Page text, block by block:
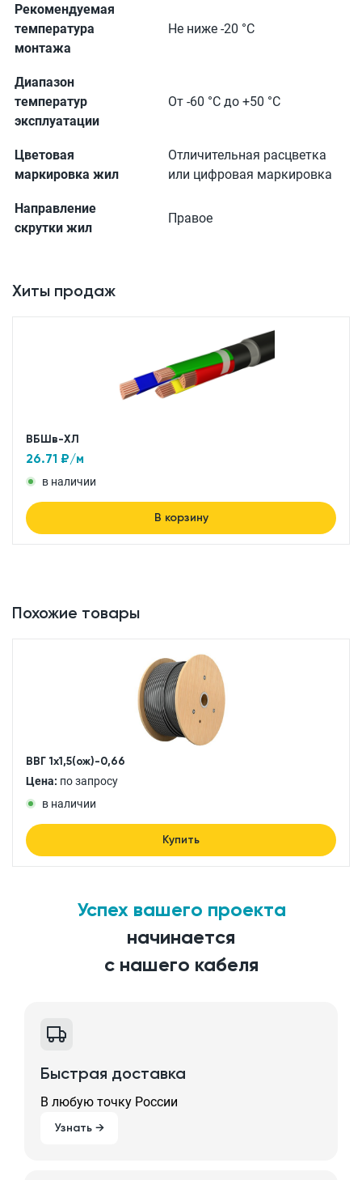
Рекомендуемая
температура
монтажа
Не ниже -20 °С
Диапазон
температур
эксплуатации
От -60 °С до +50 °С
Цветовая
маркировка жил
Отличительная расцветка
или цифровая маркировка
Направление
скрутки жил
Правое
Хиты продаж
ВБШв-ХЛ
26.71 ₽/м
в наличии
В корзину
Похожие товары
ВВГ 1x1,5(ож)-0,66
Цена: по запросу
в наличии
Купить
Успех вашего проекта
начинается
с нашего кабеля
Быстрая доставка
В любую точку России
Узнать →